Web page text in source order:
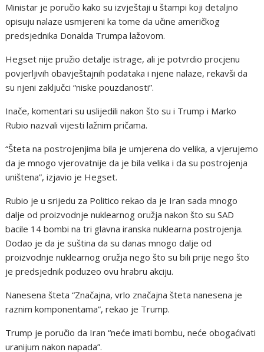
Ministar je poručio kako su izvještaji u štampi koji detaljno
opisuju nalaze usmjereni ka tome da učine američkog
predsjednika Donalda Trumpa lažovom.
Hegset nije pružio detalje istrage, ali je potvrdio procjenu
povjerljivih obavještajnih podataka i njene nalaze, rekavši da
su njeni zaključci “niske pouzdanosti”.
Inače, komentari su uslijedili nakon što su i Trump i Marko
Rubio nazvali vijesti lažnim pričama.
“Šteta na postrojenjima bila je umjerena do velika, a vjerujemo
da je mnogo vjerovatnije da je bila velika i da su postrojenja
uništena”, izjavio je Hegset.
Rubio je u srijedu za Politico rekao da je Iran sada mnogo
dalje od proizvodnje nuklearnog oružja nakon što su SAD
bacile 14 bombi na tri glavna iranska nuklearna postrojenja.
Dodao je da je suština da su danas mnogo dalje od
proizvodnje nuklearnog oružja nego što su bili prije nego što
je predsjednik poduzeo ovu hrabru akciju.
Nanesena šteta “Značajna, vrlo značajna šteta nanesena je
raznim komponentama”, rekao je Trump.
Trump je poručio da Iran “neće imati bombu, neće obogaćivati
uranijum nakon napada”.